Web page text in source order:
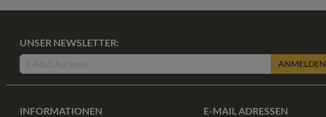
UNSER NEWSLETTER:
ANMELDEN
INFORMATIONEN E-MAIL ADRESSEN